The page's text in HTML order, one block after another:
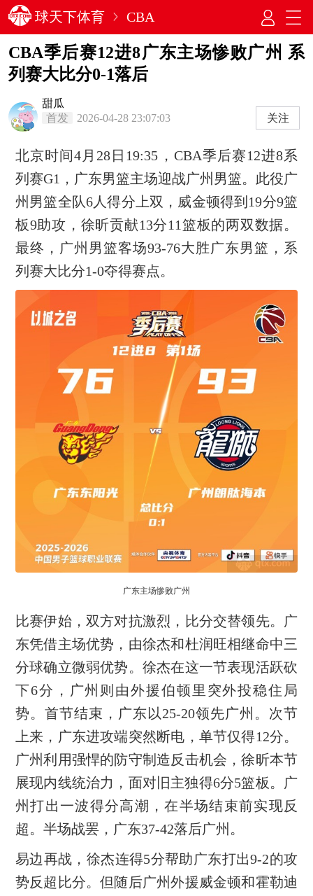
球天下体育 CBA
CBA季后赛12进8广东主场惨败广州 系
列赛大比分0-1落后
甜瓜
首发
2026-04-28 23:07:03 关注
北京时间4月28日19:35，CBA季后赛12进8系
列赛G1，广东男篮主场迎战广州男篮。此役广
州男篮全队6人得分上双，威金顿得到19分9篮
板9助攻，徐昕贡献13分11篮板的两双数据。
最终，广州男篮客场93-76大胜广东男篮，系
列赛大比分1-0夺得赛点。
广东主场惨败广州
比赛伊始，双方对抗激烈，比分交替领先。广
东凭借主场优势，由徐杰和杜润旺相继命中三
分球确立微弱优势。徐杰在这一节表现活跃砍
下6分，广州则由外援伯顿里突外投稳住局
势。首节结束，广东以25-20领先广州。次节
上来，广东进攻端突然断电，单节仅得12分。
广州利用强悍的防守制造反击机会，徐昕本节
展现内线统治力，面对旧主独得6分5篮板。广
州打出一波得分高潮，在半场结束前实现反
超。半场战罢，广东37-42落后广州。
易边再战，徐杰连得5分帮助广东打出9-2的攻
势反超比分。但随后广州外援威金顿和霍勒迪